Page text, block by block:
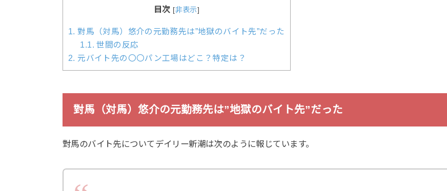
目次 [非表示]
1. 對馬（対馬）悠介の元勤務先は”地獄のバイト先”だった
1.1. 世間の反応
2. 元バイト先の〇〇パン工場はどこ？特定は？
對馬（対馬）悠介の元勤務先は”地獄のバイト先”だった
對馬のバイト先についてデイリー新潮は次のように報じています。